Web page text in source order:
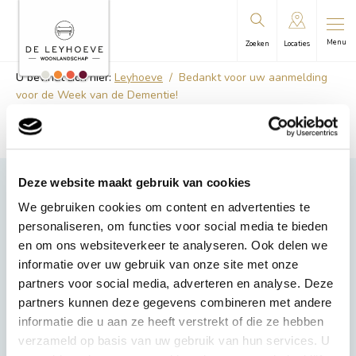
Deze website maakt gebruik van cookies
We gebruiken cookies om content en advertenties te
personaliseren, om functies voor social media te bieden
en om ons websiteverkeer te analyseren. Ook delen we
informatie over uw gebruik van onze site met onze
partners voor social media, adverteren en analyse. Deze
partners kunnen deze gegevens combineren met andere
informatie die u aan ze heeft verstrekt of die ze hebben
verzameld op basis van uw gebruik van hun services. U
Zoeken Locaties Menu
U bevindt zich hier: Leyhoeve / Bedankt voor uw aanmelding
voor de Week van de Dementie!
Bedankt voor uw aanmelding, deze is in goede
orde ontvangen.
We zien u graag in maart.
Tot dan!